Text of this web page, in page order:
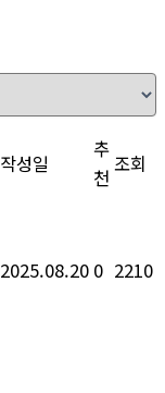
작성일
추
천
조회
2025.08.20 0 2210